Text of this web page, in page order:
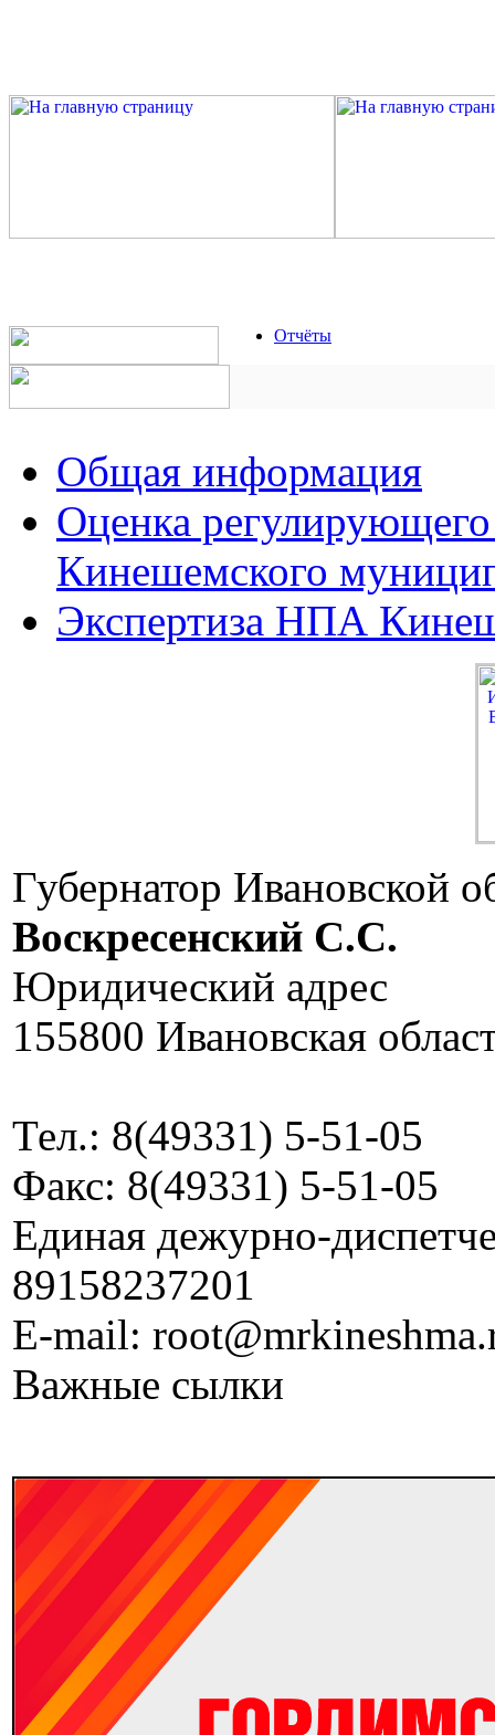
Отчёты
Общая информация
Оценка
Кинешемского
Экспертиза НПА
Губернатор Ивановской
Воскресенский C.C.
Юридический адрес
155800 Ивановская
Тел.: 8(49331) 5-51-05
Факс: 8(49331) 5-51-05
Единая дежурно-
89158237201
E-mail:
Важные сылки